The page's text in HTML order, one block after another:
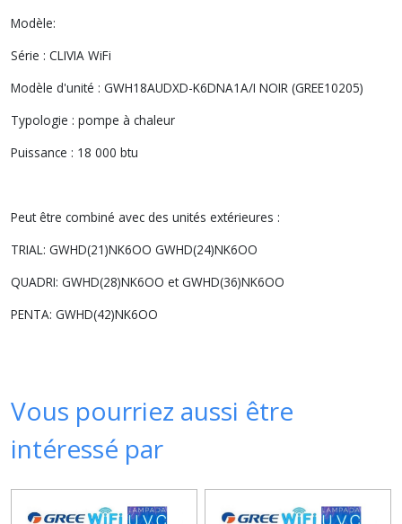
Modèle:
Série : CLIVIA WiFi
Modèle d'unité : GWH18AUDXD-K6DNA1A/I NOIR (GREE10205)
Typologie : pompe à chaleur
Puissance : 18 000 btu
Peut être combiné avec des unités extérieures :
TRIAL: GWHD(21)NK6OO GWHD(24)NK6OO
QUADRI: GWHD(28)NK6OO et GWHD(36)NK6OO
PENTA: GWHD(42)NK6OO
Vous pourriez aussi être
intéressé par